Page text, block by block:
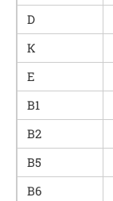
D
К
Е
В1
В2
В5
В6